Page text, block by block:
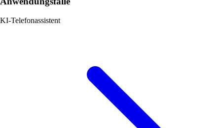
KI-Telefonassistent